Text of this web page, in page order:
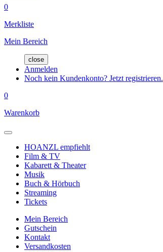
0
Merkliste
Mein Bereich
close
Anmelden
Noch kein Kundenkonto? Jetzt registrieren.
0
Warenkorb
HOANZL empfiehlt
Film & TV
Kabarett & Theater
Musik
Buch & Hörbuch
Streaming
Tickets
Mein Bereich
Gutschein
Kontakt
Versandkosten